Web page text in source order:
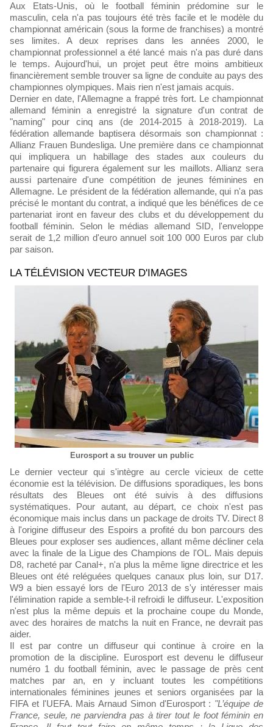
Aux Etats-Unis, où le football féminin prédomine sur le
masculin, cela n'a pas toujours été très facile et le modèle du
championnat américain (sous la forme de franchises) a montré
ses limites. A deux reprises dans les années 2000, le
championnat professionnel a été lancé mais n'a pas duré dans
le temps. Aujourd'hui, un projet peut être moins ambitieux
financièrement semble trouver sa ligne de conduite au pays des
championnes olympiques. Mais rien n'est jamais acquis.
Dernier en date, l'Allemagne a frappé très fort. Le championnat
allemand féminin a enregistré la signature d'un contrat de
"naming" pour cinq ans (de 2014-2015 à 2018-2019). La
fédération allemande baptisera désormais son championnat :
Allianz Frauen Bundesliga. Une première dans ce championnat
qui impliquera un habillage des stades aux couleurs du
partenaire qui figurera également sur les maillots. Allianz sera
aussi partenaire d'une compétition de jeunes féminines en
Allemagne. Le président de la fédération allemande, qui n'a pas
précisé le montant du contrat, a indiqué que les bénéfices de ce
partenariat iront en faveur des clubs et du développement du
football féminin. Selon le médias allemand SID, l'enveloppe
serait de 1,2 million d'euro annuel soit 100 000 Euros par club
par saison.
LA TÉLÉVISION VECTEUR D'IMAGES
Eurosport a su trouver un public
Le dernier vecteur qui s'intègre au cercle vicieux de cette
économie est la télévision. De diffusions sporadiques, les bons
résultats des Bleues ont été suivis à des diffusions
systématiques. Pour autant, au départ, ce choix n'est pas
économique mais inclus dans un package de droits TV. Direct 8
à l'origine diffuseur des Espoirs a profité du bon parcours des
Bleues pour exploser ses audiences, allant même décliner cela
avec la finale de la Ligue des Champions de l'OL. Mais depuis
D8, racheté par Canal+, n'a plus la même ligne directrice et les
Bleues ont été reléguées quelques canaux plus loin, sur D17.
W9 a bien essayé lors de l'Euro 2013 de s'y intéresser mais
l'élimination rapide a semble-t-il refroidi le diffuseur. L'exposition
n'est plus la même depuis et la prochaine coupe du Monde,
avec des horaires de matchs la nuit en France, ne devrait pas
aider.
Il est par contre un diffuseur qui continue à croire en la
promotion de la discipline. Eurosport est devenu le diffuseur
numéro 1 du football féminin, avec le passage de près cent
matches par an, en y incluant toutes les compétitions
internationales féminines jeunes et seniors organisées par la
FIFA et l'UEFA. Mais Arnaud Simon d'Eurosport : "L’équipe de
France, seule, ne parviendra pas à tirer tout le foot féminin en